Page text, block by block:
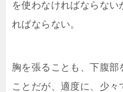
を使わなければならな
ればならない。
胸を張ることも、下腹
ことだが、適度に、少々